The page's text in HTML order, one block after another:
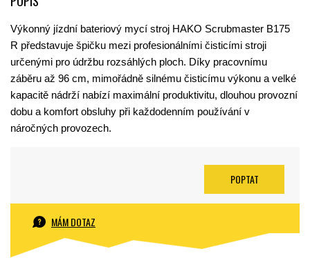
Výkonný jízdní bateriový mycí stroj HAKO Scrubmaster B175
R představuje špičku mezi profesionálními čisticími stroji
určenými pro údržbu rozsáhlých ploch. Díky pracovnímu
záběru až 96 cm, mimořádně silnému čisticímu výkonu a velké
kapacitě nádrží nabízí maximální produktivitu, dlouhou provozní
dobu a komfort obsluhy při každodenním používání v
náročných provozech.
POPTAT
MÁM DOTAZ